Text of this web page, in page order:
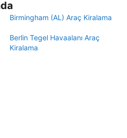
Birmingham (AL) Araç Kiralama
Berlin Tegel Havaalanı Araç
Kiralama